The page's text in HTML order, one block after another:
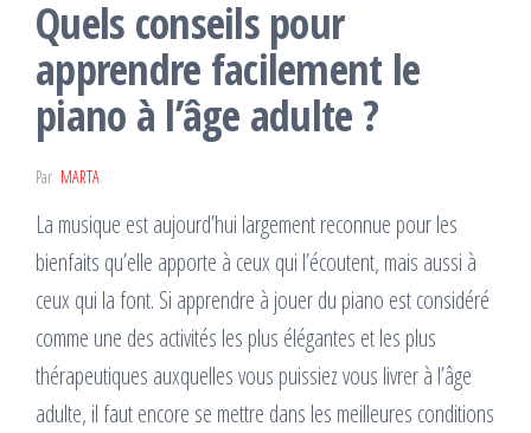
Quels conseils pour
apprendre facilement le
piano à l’âge adulte ?
Par MARTA
La musique est aujourd’hui largement reconnue pour les
bienfaits qu’elle apporte à ceux qui l’écoutent, mais aussi à
ceux qui la font. Si apprendre à jouer du piano est considéré
comme une des activités les plus élégantes et les plus
thérapeutiques auxquelles vous puissiez vous livrer à l’âge
adulte, il faut encore se mettre dans les meilleures conditions